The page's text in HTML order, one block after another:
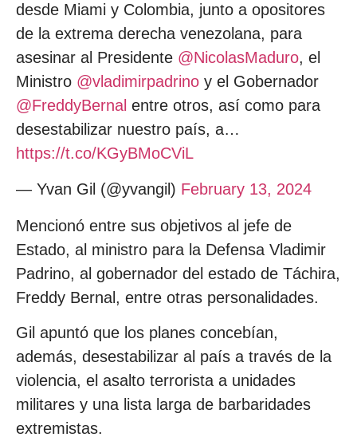
desde Miami y Colombia, junto a opositores
de la extrema derecha venezolana, para
asesinar al Presidente @NicolasMaduro, el
Ministro @vladimirpadrino y el Gobernador
@FreddyBernal entre otros, así como para
desestabilizar nuestro país, a…
https://t.co/KGyBMoCViL
— Yvan Gil (@yvangil) February 13, 2024
Mencionó entre sus objetivos al jefe de
Estado, al ministro para la Defensa Vladimir
Padrino, al gobernador del estado de Táchira,
Freddy Bernal, entre otras personalidades.
Gil apuntó que los planes concebían,
además, desestabilizar al país a través de la
violencia, el asalto terrorista a unidades
militares y una lista larga de barbaridades
extremistas.